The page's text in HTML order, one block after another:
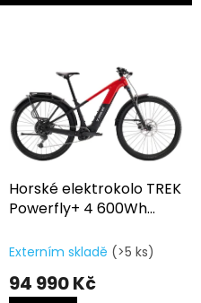
Horské elektrokolo TREK
Powerfly+ 4 600Wh
Radioactive Red/Matte
Externím skladě (>5 ks)
94 990 Kč